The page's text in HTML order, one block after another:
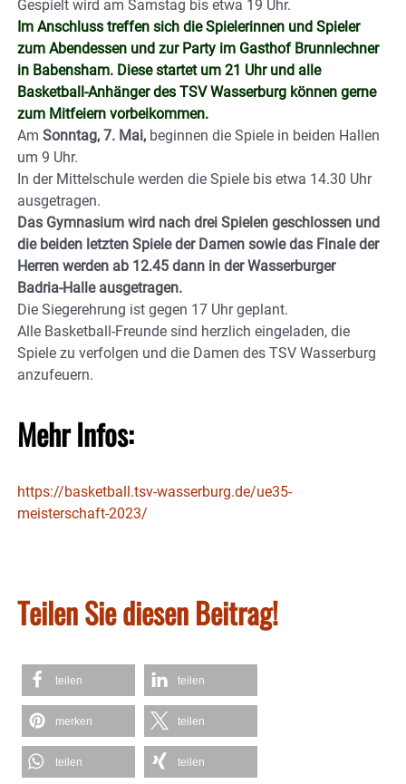
Gespielt wird am Samstag bis etwa 19 Uhr.
Im Anschluss treffen sich die Spielerinnen und Spieler
zum Abendessen und zur Party im Gasthof Brunnlechner
in Babensham. Diese startet um 21 Uhr und alle
Basketball-Anhänger des TSV Wasserburg können gerne
zum Mitfeiern vorbeikommen.
Am Sonntag, 7. Mai, beginnen die Spiele in beiden Hallen
um 9 Uhr.
In der Mittelschule werden die Spiele bis etwa 14.30 Uhr
ausgetragen.
Das Gymnasium wird nach drei Spielen geschlossen und
die beiden letzten Spiele der Damen sowie das Finale der
Herren werden ab 12.45 dann in der Wasserburger
Badria-Halle ausgetragen.
Die Siegerehrung ist gegen 17 Uhr geplant.
Alle Basketball-Freunde sind herzlich eingeladen, die
Spiele zu verfolgen und die Damen des TSV Wasserburg
anzufeuern.
Mehr Infos:
https://basketball.tsv-wasserburg.de/ue35-
meisterschaft-2023/
Teilen Sie diesen Beitrag!
teilen teilen
merken teilen
teilen teilen